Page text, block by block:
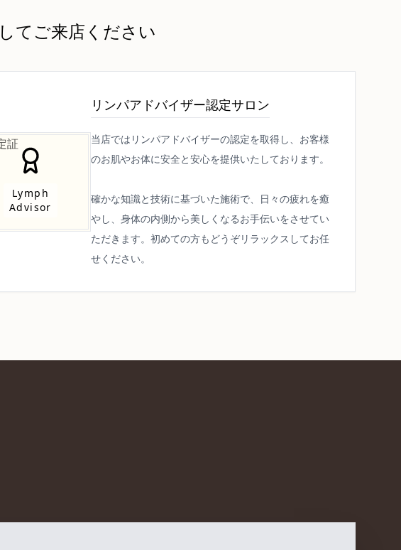
てご来店ください
Lymph
Advisor
リンパアドバイザー認定サロン
当店ではリンパアドバイザーの認定を取得し、お客様
のお肌やお体に安全と安心を提供いたしております。
確かな知識と技術に基づいた施術で、日々の疲れを癒
やし、身体の内側から美しくなるお手伝いをさせてい
ただきます。初めての方もどうぞリラックスしてお任
せください。